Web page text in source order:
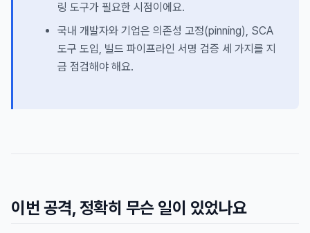
링 도구가 필요한 시점이에요.
국내 개발자와 기업은 의존성 고정(pinning), SCA
도구 도입, 빌드 파이프라인 서명 검증 세 가지를 지
금 점검해야 해요.
이번 공격, 정확히 무슨 일이 있었나요